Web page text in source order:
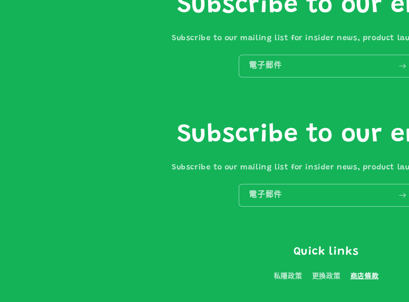
Subscribe to our
Subscribe to our mailing list for insider news, product
電子郵件
Subscribe to our
Subscribe to our mailing list for insider news, product
電子郵件
Quick links
私隱政策 更換政策 商店條款